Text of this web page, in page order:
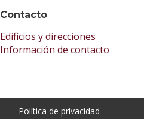
Contacto
Edificios y direcciones
Información de contacto
Política de privacidad